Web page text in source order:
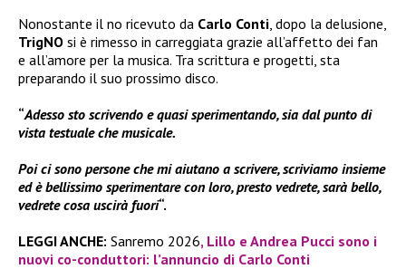
Nonostante il no ricevuto da Carlo Conti , dopo la delusione,
TrigNO si è rimesso in carreggiata grazie all’affetto dei fan
e all’amore per la musica. Tra scrittura e progetti, sta
preparando il suo prossimo disco.
“Adesso sto scrivendo e quasi sperimentando, sia dal punto di
vista testuale che musicale.
Poi ci sono persone che mi aiutano a scrivere, scriviamo insieme
ed è bellissimo sperimentare con loro, presto vedrete, sarà bello,
vedrete cosa uscirà fuori“.
LEGGI ANCHE: Sanremo 2026, Lillo e Andrea Pucci sono i
nuovi co-conduttori: l’annuncio di Carlo Conti